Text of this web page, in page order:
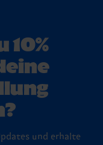
10%
und erhalte